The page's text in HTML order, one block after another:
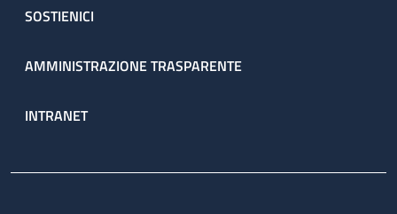
SOSTIENICI
AMMINISTRAZIONE TRASPARENTE
INTRANET